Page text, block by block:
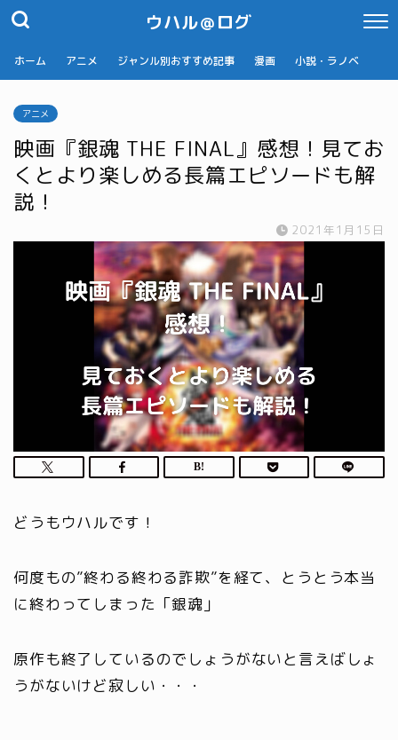
ウハル＠ログ
ホーム アニメ ジャンル別おすすめ記事 漫画 小説・ラノベ
アニメ
映画『銀魂 THE FINAL』感想！見てお
くとより楽しめる長篇エピソードも解
説！
2021年1月15日
どうもウハルです！
何度もの”終わる終わる詐欺”を経て、とうとう本当
に終わってしまった「銀魂」
原作も終了しているのでしょうがないと言えばしょ
うがないけど寂しい・・・